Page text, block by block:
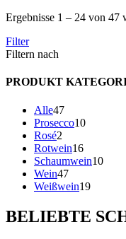
Ergebnisse 1 – 24 von 47
Filter
Filtern nach
PRODUKT
Alle4747
Produkte
Prosecco1010
Rosé2
Produkte
Rotwein1616
Produkte
Schaumwein1010
Wein4747
Produkte
Weißwein1919
BELIEBTE